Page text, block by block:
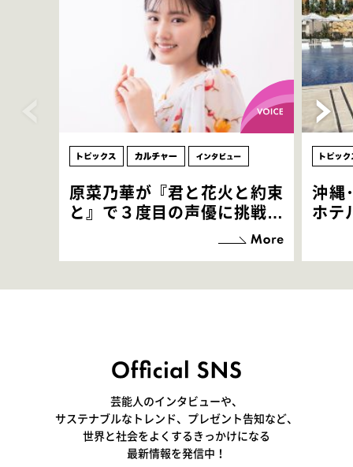
原菜乃華が『君と花火と約束
と』で３度目の声優に挑戦！
「お邪魔させてもらっている
感覚ですが､お芝居に没頭で
沖縄
ホテ
芸能人のインタビューや、
サステナブルなトレンド、プレゼント告知など、
世界と社会をよくするきっかけになる
最新情報を発信中！